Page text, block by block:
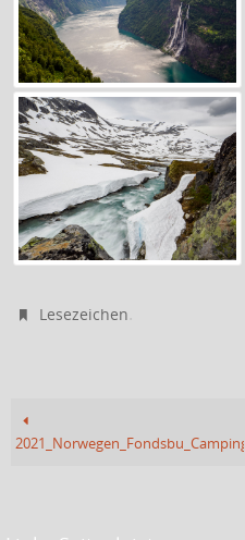
Lesezeichen.
2021_Norwegen_Fondsbu_Camping